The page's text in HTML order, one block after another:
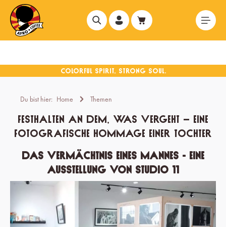
springen
Du bist hier: Home Themen
Festhalten an dem, was vergeht – eine
fotografische Hommage einer Tochter
Das Vermächtnis eines Mannes - Eine
Ausstellung von Studio 11